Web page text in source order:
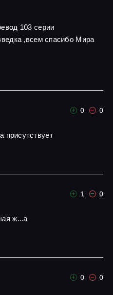
103 серии
,всем спасибо Мира
0 0
присутствует
1 0
ж...а
0 0